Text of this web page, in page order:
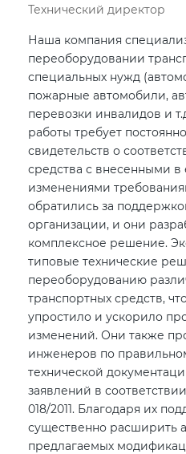
Технический директор
Наша компания
переоборудовании
специальных нужд
пожарные автомобили,
перевозки инвалидов и
работы требует
свидетельств о
средства с внесенными в
изменениями
обратились за
организации, и они
комплексное решение.
типовые технические
переоборудованию
транспортных средств,
упростило и ускорило
изменений. Они также
инженеров по
технической
заявлений в
018/2011. Благодаря их
существенно расширить
предлагаемых